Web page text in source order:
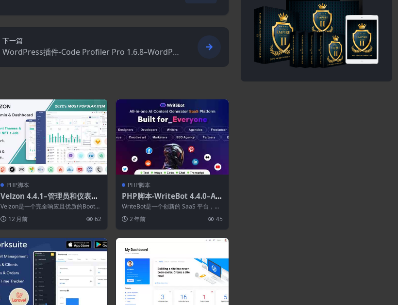
下一篇
WordPress插件-Code Profiler Pro 1.6.8–WordPre
ss性能分析和调试
PHP脚本
Velzon 4.4.1–管理员和仪表板
模板
Velzon是一个完全响应且优质的Bootst
12 月前 62
PHP脚本
PHP脚本-WriteBot 4.4.0–AI
内容生成器SaaS平台
WriteBot是一个创新的 SaaS 平台，利
2 年前 45